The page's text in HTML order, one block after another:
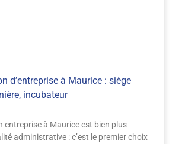
d’entreprise à Maurice : siège
incubateur
entreprise à Maurice est bien plus
administrative : c’est le premier choix